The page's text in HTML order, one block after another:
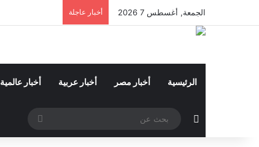
الجمعة, أغسطس 7 2026 أخبار عاجلة
الرئيسية أخبار مصر أخبار عربية أخبار عالمية
مقال عشوائي
عن